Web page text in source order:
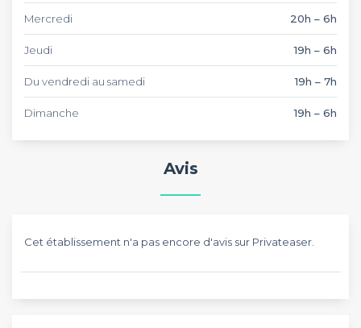
Mercredi 20h – 6h
Jeudi 19h – 6h
Du vendredi au samedi 19h – 7h
Dimanche 19h – 6h
Avis
Cet établissement n'a pas encore d'avis sur Privateaser.